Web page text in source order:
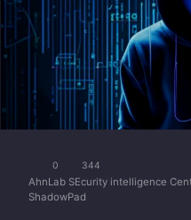
0 344
AhnLab SEcurity intelligence
ShadowPad